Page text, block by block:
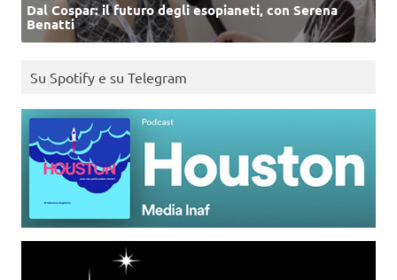
Dal Cospar: il futuro degli esopianeti, con Serena
Benatti
Su Spotify e su Telegram